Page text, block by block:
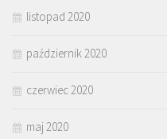
listopad 2020
październik 2020
czerwiec 2020
maj 2020